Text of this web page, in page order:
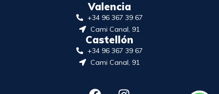
Valencia
+34 96 367 39 67
Cami Canal, 91
Castellón
+34 96 367 39 67
Cami Canal, 91